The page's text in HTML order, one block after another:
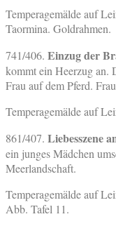
Temperagemälde auf
Taormina. Goldrahmen.
741/406. Einzug der
kommt ein Heerzug an.
Frau auf dem Pferd.
Temperagemälde auf
861/407. Liebesszene
ein junges Mädchen
Meerlandschaft.
Temperagemälde auf
Abb. Tafel 11.